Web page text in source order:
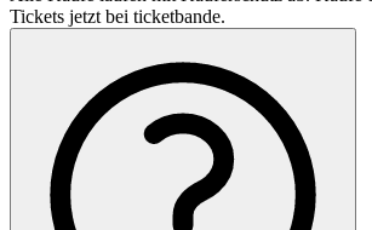
Tickets jetzt bei ticketbande.